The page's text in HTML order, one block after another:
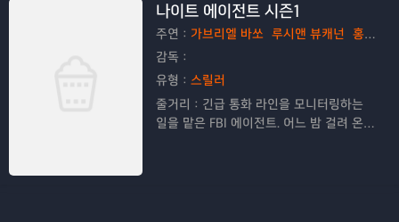
나이트 에이전트 시즌1
주연： 가브리엘 바쏘 루시앤 뷰캐넌 홍 차우
감독：
유형： 스릴러
줄거리： 긴급 통화 라인을 모니터링하는
일을 맡은 FBI 에이전트. 어느 밤 걸려 온